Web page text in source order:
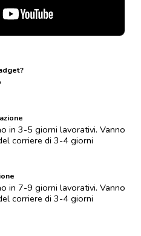
in 3-5 giorni lavorativi. Vanno
corriere di 3-4 giorni
in 7-9 giorni lavorativi. Vanno
corriere di 3-4 giorni